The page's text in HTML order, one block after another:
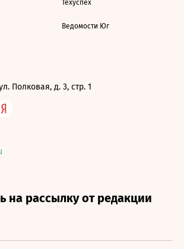
Техуспех
Ведомости Юг
Полковая, д. 3, стр. 1